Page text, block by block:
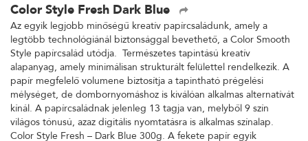
Color Style Fresh Dark Blue
Az egyik legjobb minőségű kreatív papírcsaládunk, amely a
legtöbb technológiánál biztonsággal bevethető, a Color Smooth
Style papírcsalád utódja. Természetes tapintású kreatív
alapanyag, amely minimálisan strukturált felülettel rendelkezik. A
papír megfelelő volumene biztosítja a tapintható prégelési
mélységet, de dombornyomáshoz is kiválóan alkalmas alternatívát
kínál. A papírcsaládnak jelenleg 13 tagja van, melyből 9 szín
világos tónusú, azaz digitális nyomtatásra is alkalmas színalap.
Color Style Fresh – Dark Blue 300g. A fekete papír egyik